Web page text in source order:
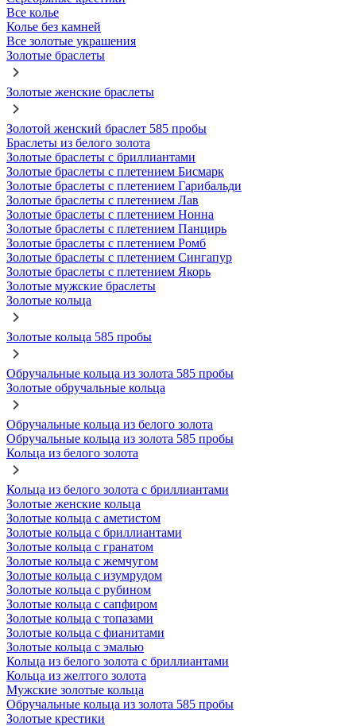
Все колье
Колье без камней
Все золотые украшения
Золотые браслеты
Золотые женские браслеты
Золотой женский браслет 585 пробы
Браслеты из белого золота
Золотые браслеты с бриллиантами
Золотые браслеты с плетением Бисмарк
Золотые браслеты с плетением Гарибальди
Золотые браслеты с плетением Лав
Золотые браслеты с плетением Нонна
Золотые браслеты с плетением Панцирь
Золотые браслеты с плетением Ромб
Золотые браслеты с плетением Сингапур
Золотые браслеты с плетением Якорь
Золотые мужские браслеты
Золотые кольца
Золотые кольца 585 пробы
Обручальные кольца из золота 585 пробы
Золотые обручальные кольца
Обручальные кольца из белого золота
Обручальные кольца из золота 585 пробы
Кольца из белого золота
Кольца из белого золота с бриллиантами
Золотые женские кольца
Золотые кольца с аметистом
Золотые кольца с бриллиантами
Золотые кольца с гранатом
Золотые кольца с жемчугом
Золотые кольца с изумрудом
Золотые кольца с рубином
Золотые кольца с сапфиром
Золотые кольца с топазами
Золотые кольца с фианитами
Золотые кольца с эмалью
Кольца из белого золота с бриллиантами
Кольца из желтого золота
Мужские золотые кольца
Обручальные кольца из золота 585 пробы
Золотые крестики